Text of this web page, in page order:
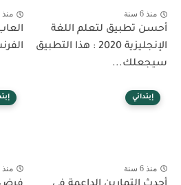
منذ 6 سنة
أحسن تطبيق لتعلم اللغة
الإنجليزية 2020 : هذا التطبيق
سيجعلك...
منذ 6 سنة
إبتدائي
منذ 6 سنة منذ 6 سنة